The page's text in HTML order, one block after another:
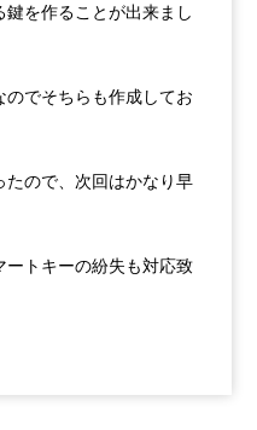
を作ることが出来まし
でそちらも作成してお
ので、次回はかなり早
ートキーの紛失も対応致